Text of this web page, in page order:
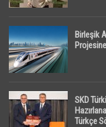
Birleşik
SKD
Türkçe